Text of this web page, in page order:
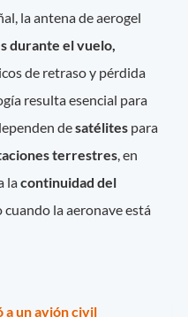
la antena de aerogel
durante el vuelo,
de retraso y pérdida
resulta esencial para
desatélites para
terrestres, en
lacontinuidad del
cuando la aeronave está
a un avión civil